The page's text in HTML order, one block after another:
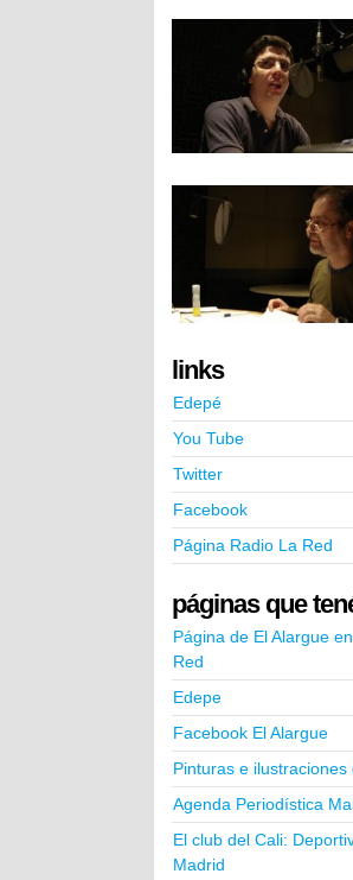
links
Edepé
You Tube
Twitter
Facebook
Página Radio La Red
páginas que
Página de El Alargue
Red
Edepe
Facebook El Alargue
Pinturas e ilustraciones
Agenda Periodística
El club del Cali:
Madrid